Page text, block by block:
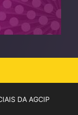
DA AGCIP